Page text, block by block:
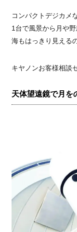
コンパクトデジカメ
1台で風景から月や
海もはっきり見える
キヤノンお客様相
天体望遠鏡で月を